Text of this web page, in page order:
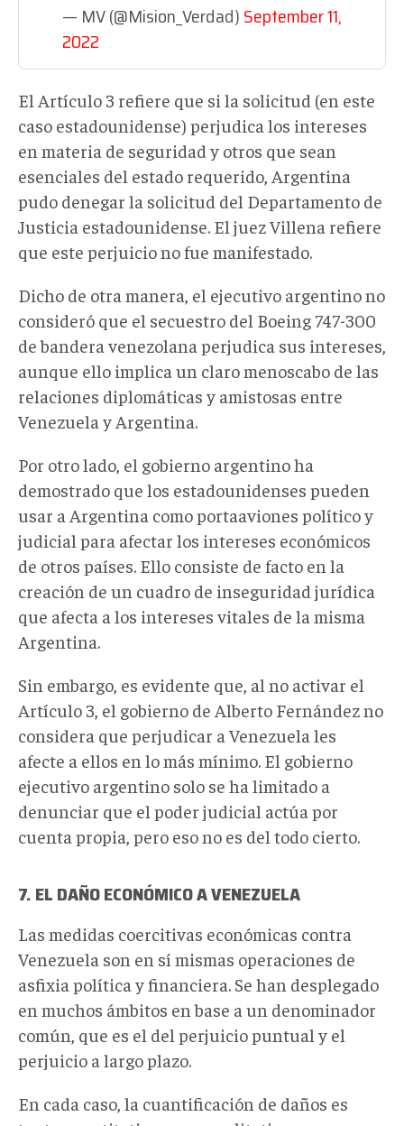
— MV (@Mision_Verdad)September 11,
2022
El Artículo 3 refiere que si la solicitud (en este
caso estadounidense) perjudica los intereses
en materia de seguridad y otros que sean
esenciales del estado requerido, Argentina
pudo denegar la solicitud del Departamento de
Justicia estadounidense. El juez Villena refiere
que este perjuicio no fue manifestado.
Dicho de otra manera, el ejecutivo argentino no
consideró que el secuestro del Boeing 747-300
de bandera venezolana perjudica sus intereses,
aunque ello implica un claro menoscabo de las
relaciones diplomáticas y amistosas entre
Venezuela y Argentina.
Por otro lado, el gobierno argentino ha
demostrado que los estadounidenses pueden
usar a Argentina como portaaviones político y
judicial para afectar los intereses económicos
de otros países. Ello consiste de facto en la
creación de un cuadro de inseguridad jurídica
que afecta a los intereses vitales de la misma
Argentina.
Sin embargo, es evidente que, al no activar el
Artículo 3, el gobierno de Alberto Fernández no
considera que perjudicar a Venezuela les
afecte a ellos en lo más mínimo. El gobierno
ejecutivo argentino solo se ha limitado a
denunciar que el poder judicial actúa por
cuenta propia, pero eso no es del todo cierto.
7. EL DAÑO ECONÓMICO A VENEZUELA
Las medidas coercitivas económicas contra
Venezuela son en sí mismas operaciones de
asfixia política y financiera. Se han desplegado
en muchos ámbitos en base a un denominador
común, que es el del perjuicio puntual y el
perjuicio a largo plazo.
En cada caso, la cuantificación de daños es